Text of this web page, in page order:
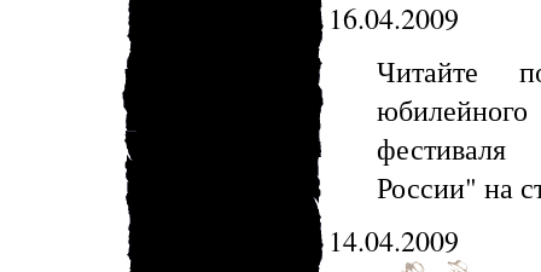
16.04.2009
Читайте
России" на
14.04.2009